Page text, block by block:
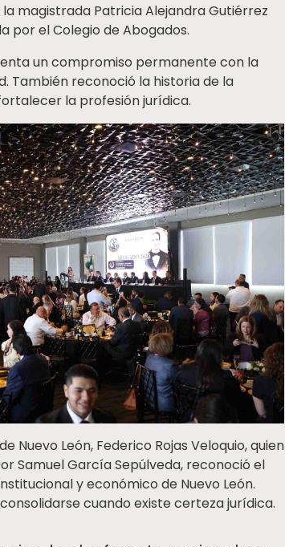
magistrada Patricia Alejandra Gutiérrez
por el Colegio de Abogados.
un compromiso permanente con la
También reconoció la historia de la
la profesión jurídica.
Nuevo León, Federico Rojas Veloquio, quien
Samuel García Sepúlveda, reconoció el
y económico de Nuevo León.
cuando existe certeza jurídica.